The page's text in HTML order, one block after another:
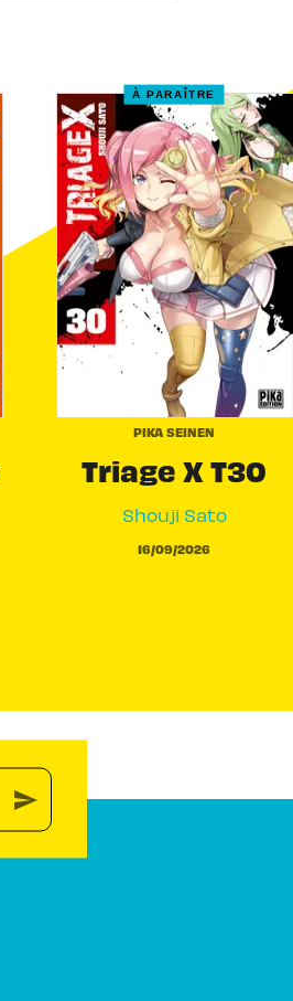
À PARAÎTRE
PIKA SEINEN
Triage X T30
Shouji Sato
16/09/2026
send